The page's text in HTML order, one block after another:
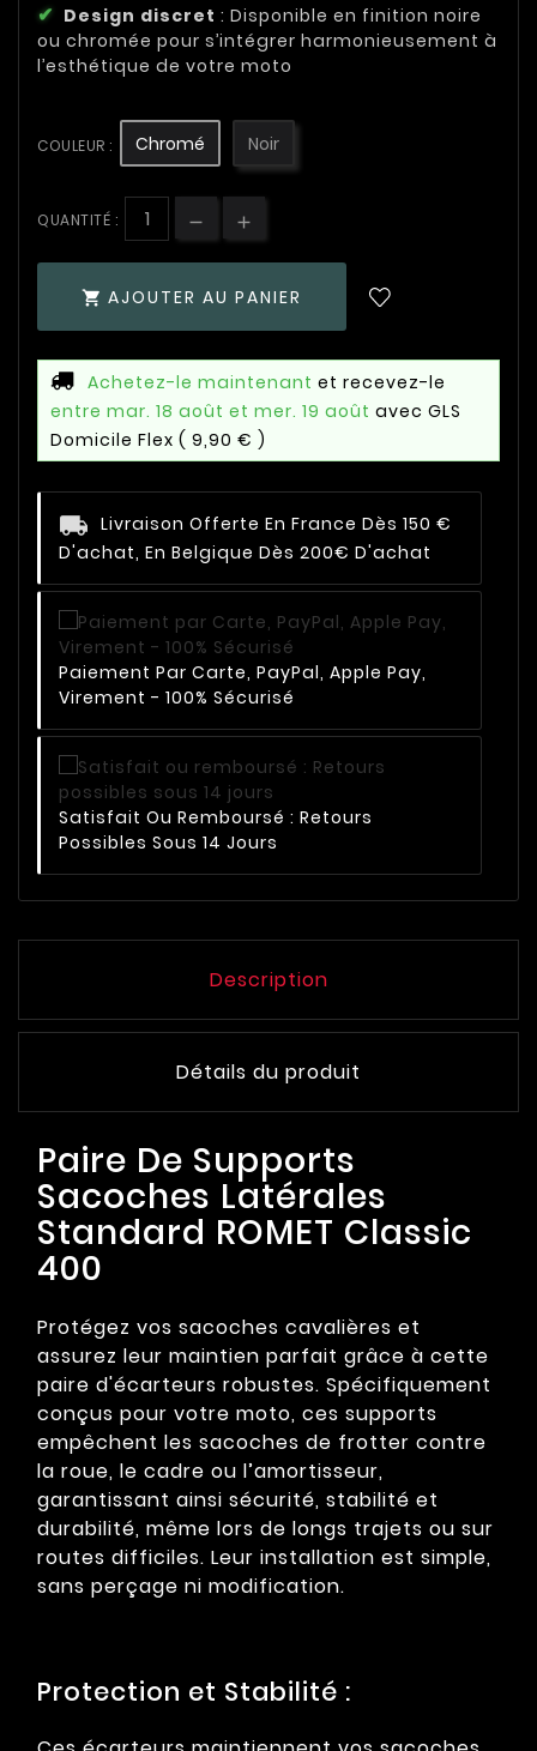
Design discret : Disponible en finition noire
ou chromée pour s’intégrer harmonieusement à
l’esthétique de votre moto
COULEUR : Chromé Noir
QUANTITÉ :
 AJOUTER AU PANIER
Achetez-le maintenant et recevez-le
entre mar. 18 août et mer. 19 août avec GLS
Domicile Flex ( 9,90 € )
Livraison Offerte En France Dès 150 €
D'achat, En Belgique Dès 200€ D'achat
Paiement Par Carte, PayPal, Apple Pay,
Virement - 100% Sécurisé
Satisfait Ou Remboursé : Retours
Possibles Sous 14 Jours
Description
Détails du produit
Paire De Supports
Sacoches Latérales
Standard ROMET Classic
400
Protégez vos sacoches cavalières et
assurez leur maintien parfait grâce à cette
paire d'écarteurs robustes. Spécifiquement
conçus pour votre moto, ces supports
empêchent les sacoches de frotter contre
la roue, le cadre ou l’amortisseur,
garantissant ainsi sécurité, stabilité et
durabilité, même lors de longs trajets ou sur
routes difficiles. Leur installation est simple,
sans perçage ni modification.
Protection et Stabilité :